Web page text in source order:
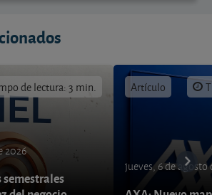
de lectura: 3 min.
2026
semestrales
Artículo
jueves, 6 de agosto